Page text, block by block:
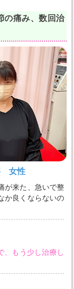
の痛み、数回治
女性
が来た、急いで整
か良くならないの
、もう少し治療し